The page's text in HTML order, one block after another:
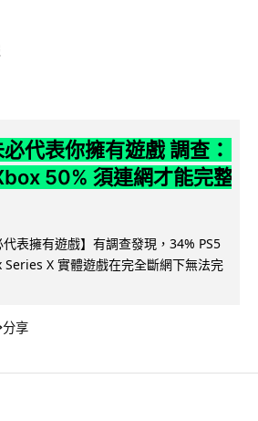
代表你擁有遊戲 調查：
50% 須連網才能完整
代表擁有遊戲】有調查發現，34% PS5
X 實體遊戲在完全斷網下無法完
分享